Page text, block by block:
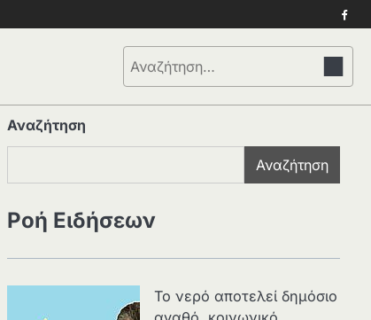
Αναζήτηση
για:
Αναζήτηση
Αναζήτηση
Ροή Ειδήσεων
Το νερό αποτελεί δημόσιο